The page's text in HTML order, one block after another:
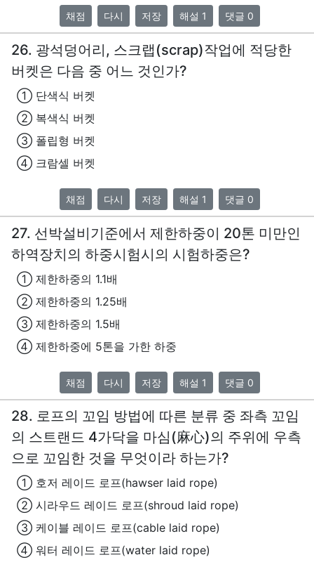
채점 다시 저장 해설 1 댓글 0
26. 광석덩어리, 스크랩(scrap)작업에 적당한
버켓은 다음 중 어느 것인가?
① 단색식 버켓
② 복색식 버켓
③ 폴립형 버켓
④ 크람셀 버켓
채점 다시 저장 해설 1 댓글 0
27. 선박설비기준에서 제한하중이 20톤 미만인
하역장치의 하중시험시의 시험하중은?
① 제한하중의 1.1배
② 제한하중의 1.25배
③ 제한하중의 1.5배
④ 제한하중에 5톤을 가한 하중
채점 다시 저장 해설 1 댓글 0
28. 로프의 꼬임 방법에 따른 분류 중 좌측 꼬임
의 스트랜드 4가닥을 마심(麻心)의 주위에 우측
으로 꼬임한 것을 무엇이라 하는가?
① 호저 레이드 로프(hawser laid rope)
② 시라우드 레이드 로프(shroud laid rope)
③ 케이블 레이드 로프(cable laid rope)
④ 워터 레이드 로프(water laid rope)